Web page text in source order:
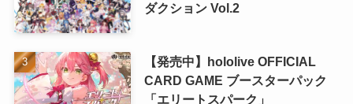
ダクション Vol.2
【発売中】hololive OFFICIAL
CARD GAME ブースターパック
「エリートスパーク」